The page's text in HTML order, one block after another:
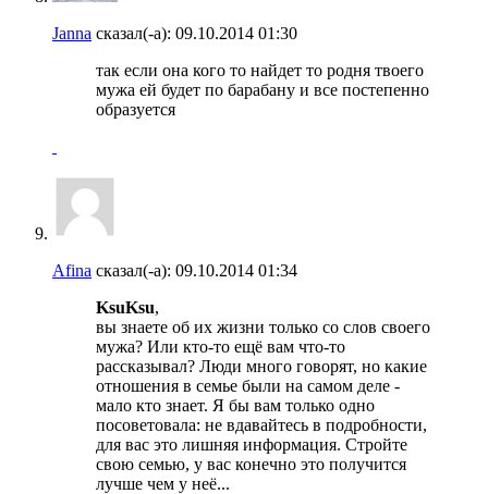
Janna сказал(-а): 09.10.2014 01:30
так если она кого то найдет то родня твоего
мужа ей будет по барабану и все постепенно
образуется
Afina сказал(-а): 09.10.2014 01:34
KsuKsu,
вы знаете об их жизни только со слов своего
мужа? Или кто-то ещё вам что-то
рассказывал? Люди много говорят, но какие
отношения в семье были на самом деле -
мало кто знает. Я бы вам только одно
посоветовала: не вдавайтесь в подробности,
для вас это лишняя информация. Стройте
свою семью, у вас конечно это получится
лучше чем у неё...